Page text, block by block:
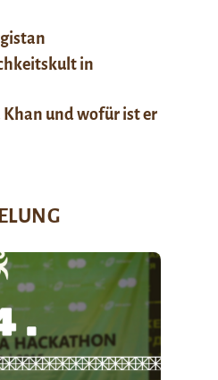
in
Khan und wofür ist er